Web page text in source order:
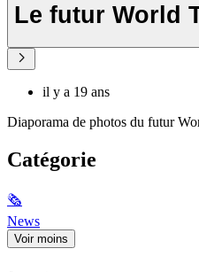
Le futur World
il y a 19 ans
Diaporama de photos du futur
Catégorie
🗞
News
Voir moins